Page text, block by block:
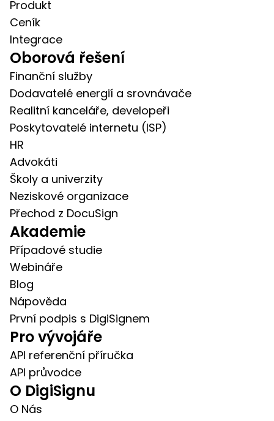
Produkt
Ceník
Integrace
Oborová řešení
Finanční služby
Dodavatelé energií a srovnávače
Realitní kanceláře, developeři
Poskytovatelé internetu (ISP)
HR
Advokáti
Školy a univerzity
Neziskové organizace
Přechod z DocuSign
Akademie
Případové studie
Webináře
Blog
Nápověda
První podpis s DigiSignem
Pro vývojáře
API referenční příručka
API průvodce
O DigiSignu
O Nás